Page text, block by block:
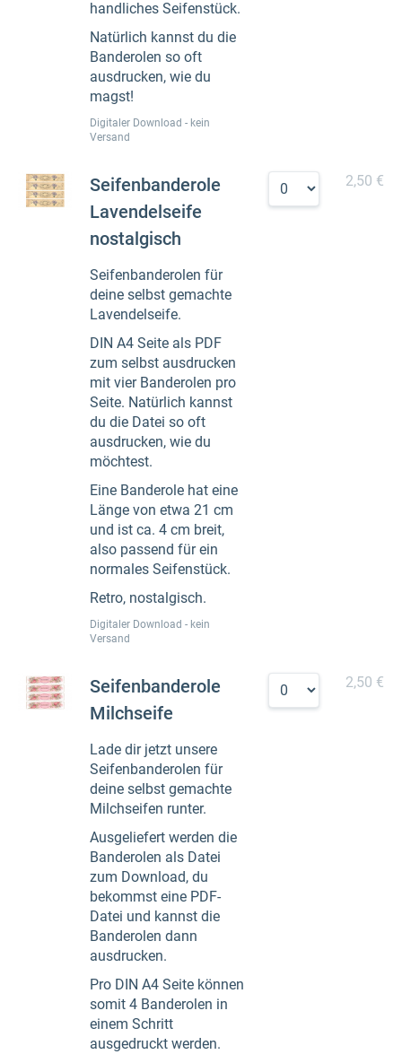
handliches Seifenstück.
Natürlich kannst du die
Banderolen so oft
ausdrucken, wie du
magst!
Digitaler Download - kein
Versand
Seifenbanderole
Lavendelseife
nostalgisch
Seifenbanderolen für
deine selbst gemachte
Lavendelseife.
DIN A4 Seite als PDF
zum selbst ausdrucken
mit vier Banderolen pro
Seite. Natürlich kannst
du die Datei so oft
ausdrucken, wie du
möchtest.
Eine Banderole hat eine
Länge von etwa 21 cm
und ist ca. 4 cm breit,
also passend für ein
normales Seifenstück.
Retro, nostalgisch.
Digitaler Download - kein
Versand
2,50 €
Seifenbanderole
Milchseife
Lade dir jetzt unsere
Seifenbanderolen für
deine selbst gemachte
Milchseifen runter.
Ausgeliefert werden die
Banderolen als Datei
zum Download, du
bekommst eine PDF-
Datei und kannst die
Banderolen dann
ausdrucken.
Pro DIN A4 Seite können
somit 4 Banderolen in
einem Schritt
ausgedruckt werden.
2,50 €